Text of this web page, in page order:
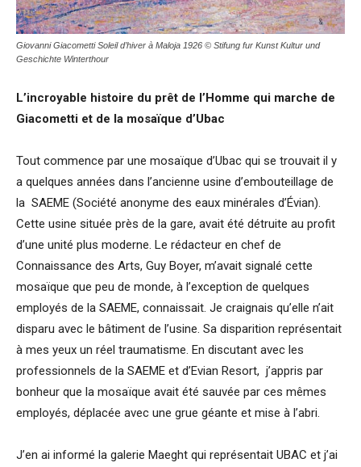
Giovanni Giacometti Soleil d’hiver à Maloja 1926 © Stifung fur Kunst Kultur und
Geschichte Winterthour
L’incroyable histoire du prêt de l’Homme qui marche de
Giacometti et de la mosaïque d’Ubac
Tout commence par une mosaïque d’Ubac qui se trouvait il y
a quelques années dans l’ancienne usine d’embouteillage de
la SAEME (Société anonyme des eaux minérales d’Évian).
Cette usine située près de la gare, avait été détruite au profit
d’une unité plus moderne. Le rédacteur en chef de
Connaissance des Arts, Guy Boyer, m’avait signalé cette
mosaïque que peu de monde, à l’exception de quelques
employés de la SAEME, connaissait. Je craignais qu’elle n’ait
disparu avec le bâtiment de l’usine. Sa disparition représentait
à mes yeux un réel traumatisme. En discutant avec les
professionnels de la SAEME et d’Evian Resort, j’appris par
bonheur que la mosaïque avait été sauvée par ces mêmes
employés, déplacée avec une grue géante et mise à l’abri.
J’en ai informé la galerie Maeght qui représentait UBAC et j’ai